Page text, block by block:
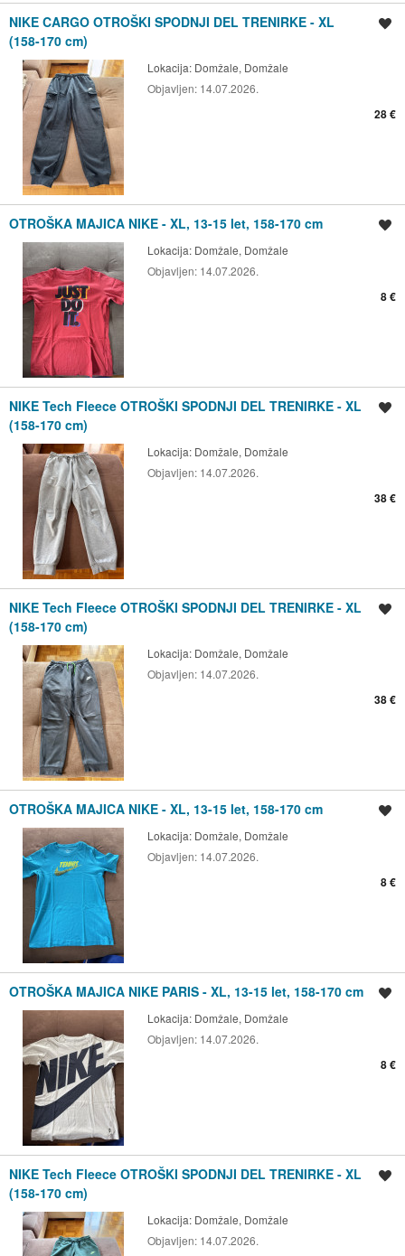
NIKE CARGO OTROŠKI SPODNJI DEL TRENIRKE - XL
(158-170 cm)
Lokacija: Domžale, Domžale
Objavljen: 14.07.2026.
28 €
OTROŠKA MAJICA NIKE - XL, 13-15 let, 158-170 cm
Lokacija: Domžale, Domžale
Objavljen: 14.07.2026.
8 €
NIKE Tech Fleece OTROŠKI SPODNJI DEL TRENIRKE - XL
(158-170 cm)
Lokacija: Domžale, Domžale
Objavljen: 14.07.2026.
38 €
NIKE Tech Fleece OTROŠKI SPODNJI DEL TRENIRKE - XL
(158-170 cm)
Lokacija: Domžale, Domžale
Objavljen: 14.07.2026.
38 €
OTROŠKA MAJICA NIKE - XL, 13-15 let, 158-170 cm
Lokacija: Domžale, Domžale
Objavljen: 14.07.2026.
8 €
OTROŠKA MAJICA NIKE PARIS - XL, 13-15 let, 158-170 cm
Lokacija: Domžale, Domžale
Objavljen: 14.07.2026.
8 €
NIKE Tech Fleece OTROŠKI SPODNJI DEL TRENIRKE - XL
(158-170 cm)
Lokacija: Domžale, Domžale
Objavljen: 14.07.2026.